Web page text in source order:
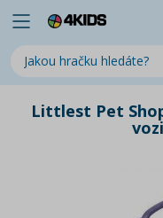
Littlest Pet